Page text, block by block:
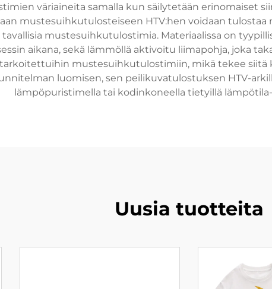
väriaineita samalla kun säilytetään erinomaiset
mustesuihkutulosteiseen HTV:hen voidaan
mustesuihkutulostimia. Materiaalissa on
aikana, sekä lämmöllä aktivoitu liimapohja, joka
mustesuihkutulostimiin, mikä tekee siitä
luomisen, sen peilikuvatulostuksen HTV-
lämpöpuristimella tai kodinkoneella tietyillä
Uusia tuotteita